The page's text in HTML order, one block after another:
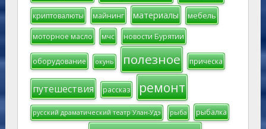
криптовалюты майнинг материалы мебель
моторное масло мчс новости Бурятии
оборудование окунь полезное прическа
путешествия рассказ ремонт
русский драматический театр Улан-Удэ рыба рыбалка